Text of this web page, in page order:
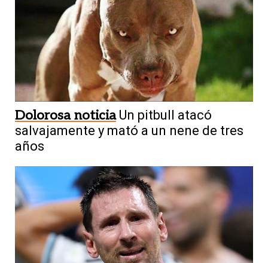
Dolorosa noticia Un pitbull atacó
salvajamente y mató a un nene de tres
años